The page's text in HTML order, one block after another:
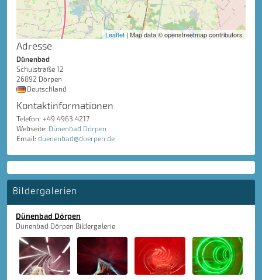
Leaflet | Map data © openstreetmap contributors
Adresse
Dünenbad
Schulstraße 12
26892 Dörpen
Deutschland
Kontaktinformationen
Telefon: +49 4963 4217
Webseite: Dünenbad Dörpen
Email: duenenbad@doerpen.de
Bildergalerien
Dünenbad Dörpen
Dünenbad Dörpen Bildergalerie